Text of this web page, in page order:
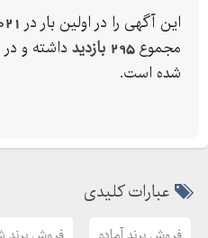
این آگهی را در اولین بار در
مجموع295 بازدید داشته و در
شده است.
عبارات کلیدی